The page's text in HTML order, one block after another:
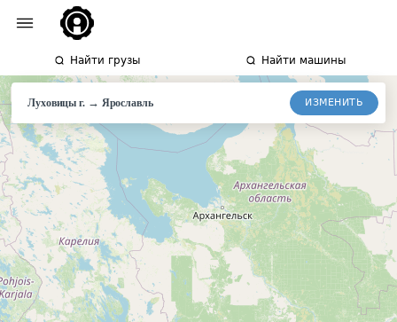
Найти грузы Найти машины
Луховицы г.→ Ярославль ИЗМЕНИТЬ